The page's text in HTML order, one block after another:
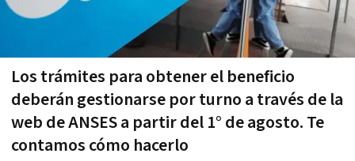
Los trámites para obtener el beneficio
deberán gestionarse por turno a través de la
web de ANSES a partir del 1° de agosto. Te
contamos cómo hacerlo